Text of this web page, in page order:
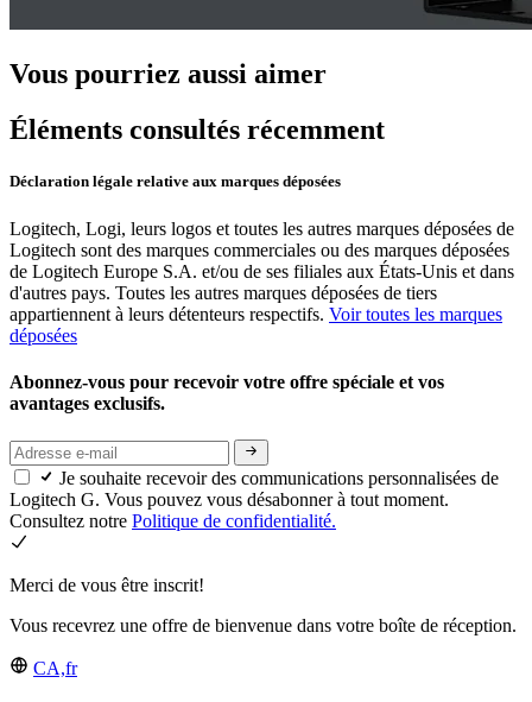
Vous pourriez aussi aimer
Éléments consultés récemment
Déclaration légale relative aux marques déposées
Logitech, Logi, leurs logos et toutes les autres marques déposées de
Logitech sont des marques commerciales ou des marques déposées
de Logitech Europe S.A. et/ou de ses filiales aux États-Unis et dans
d'autres pays. Toutes les autres marques déposées de tiers
appartiennent à leurs détenteurs respectifs. Voir toutes les marques
déposées
Abonnez-vous pour recevoir votre offre spéciale et vos
avantages exclusifs.
Je souhaite recevoir des communications personnalisées de
Logitech G. Vous pouvez vous désabonner à tout moment.
Consultez notre Politique de confidentialité.
Merci de vous être inscrit!
Vous recevrez une offre de bienvenue dans votre boîte de réception.
CA,fr